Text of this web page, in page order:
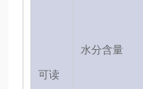
可读
水分含量